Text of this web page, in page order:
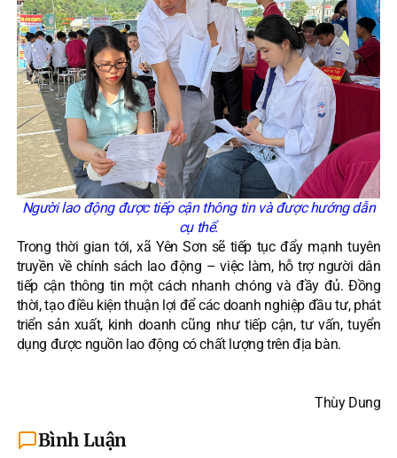
Người lao động được tiếp cận thông tin và được hướng dẫn
cụ thể.
Trong thời gian tới, xã Yên Sơn sẽ tiếp tục đẩy mạnh tuyên
truyền về chính sách lao động – việc làm, hỗ trợ người dân
tiếp cận thông tin một cách nhanh chóng và đầy đủ. Đồng
thời, tạo điều kiện thuận lợi để các doanh nghiệp đầu tư, phát
triển sản xuất, kinh doanh cũng như tiếp cận, tư vấn, tuyển
dụng được nguồn lao động có chất lượng trên địa bàn.
Thùy Dung
Bình Luận